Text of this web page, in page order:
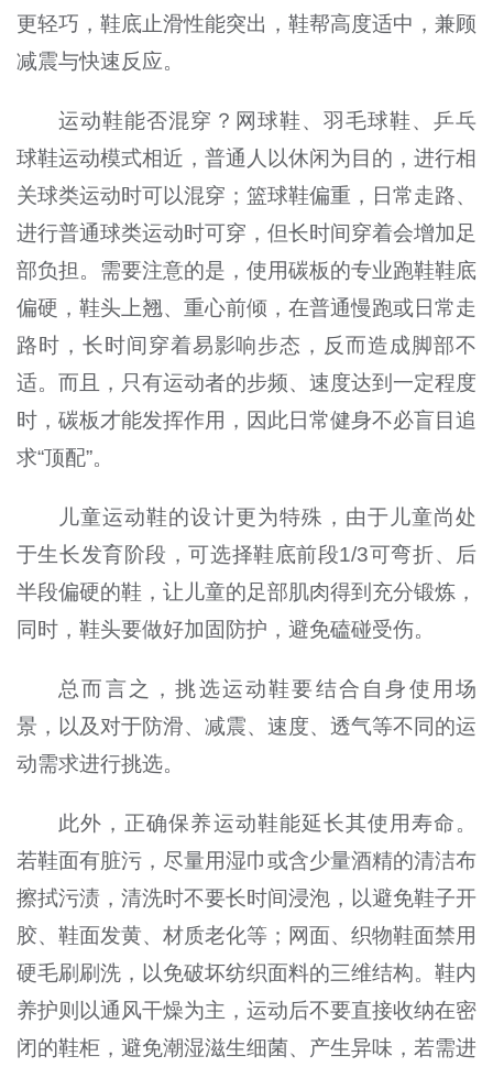
更轻巧，鞋底止滑性能突出，鞋帮高度适中，兼顾
减震与快速反应。
运动鞋能否混穿？网球鞋、羽毛球鞋、乒乓
球鞋运动模式相近，普通人以休闲为目的，进行相
关球类运动时可以混穿；篮球鞋偏重，日常走路、
进行普通球类运动时可穿，但长时间穿着会增加足
部负担。需要注意的是，使用碳板的专业跑鞋鞋底
偏硬，鞋头上翘、重心前倾，在普通慢跑或日常走
路时，长时间穿着易影响步态，反而造成脚部不
适。而且，只有运动者的步频、速度达到一定程度
时，碳板才能发挥作用，因此日常健身不必盲目追
求“顶配”。
儿童运动鞋的设计更为特殊，由于儿童尚处
于生长发育阶段，可选择鞋底前段1/3可弯折、后
半段偏硬的鞋，让儿童的足部肌肉得到充分锻炼，
同时，鞋头要做好加固防护，避免磕碰受伤。
总而言之，挑选运动鞋要结合自身使用场
景，以及对于防滑、减震、速度、透气等不同的运
动需求进行挑选。
此外，正确保养运动鞋能延长其使用寿命。
若鞋面有脏污，尽量用湿巾或含少量酒精的清洁布
擦拭污渍，清洗时不要长时间浸泡，以避免鞋子开
胶、鞋面发黄、材质老化等；网面、织物鞋面禁用
硬毛刷刷洗，以免破坏纺织面料的三维结构。鞋内
养护则以通风干燥为主，运动后不要直接收纳在密
闭的鞋柜，避免潮湿滋生细菌、产生异味，若需进